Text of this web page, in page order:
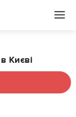
Києві